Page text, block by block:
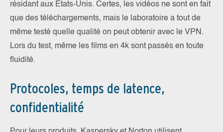
résidant aux États-Unis. Certes, les vidéos ne sont en fait
que des téléchargements, mais le laboratoire a tout de
même testé quelle qualité on peut obtenir avec le VPN.
Lors du test, même les films en 4k sont passés en toute
fluidité.
Protocoles, temps de latence,
confidentialité